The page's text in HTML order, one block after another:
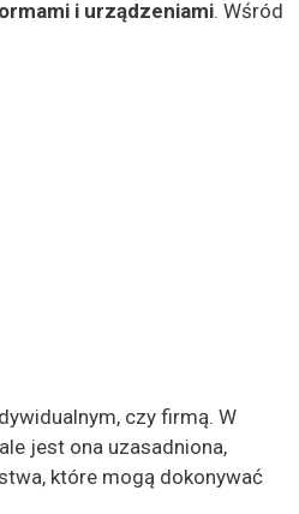
i urządzeniami. Wśród
czy firmą. W
jest ona uzasadniona,
które mogą dokonywać